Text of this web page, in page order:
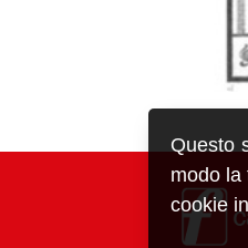
Questo
modo la
cookie